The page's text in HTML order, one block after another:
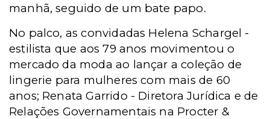
manhã, seguido de um bate papo.
No palco, as convidadas Helena Schargel -
estilista que aos 79 anos movimentou o
mercado da moda ao lançar a coleção de
lingerie para mulheres com mais de 60
anos; Renata Garrido - Diretora Jurídica e de
Relações Governamentais na Procter &